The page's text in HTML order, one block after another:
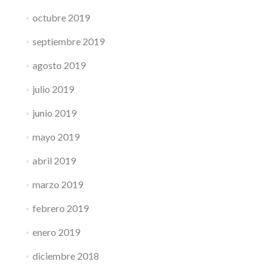
octubre 2019
septiembre 2019
agosto 2019
julio 2019
junio 2019
mayo 2019
abril 2019
marzo 2019
febrero 2019
enero 2019
diciembre 2018